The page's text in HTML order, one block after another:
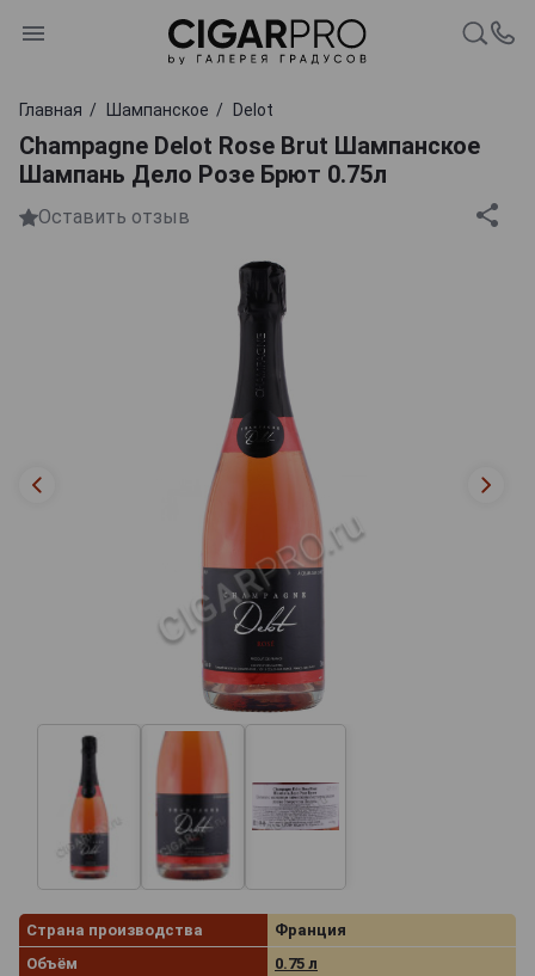
Главная Шампанское Delot
Champagne Delot Rose Brut Шампанское
Шампань Дело Розе Брют 0.75л
Оставить отзыв
Страна производства
Франция
Объём
0.75 л